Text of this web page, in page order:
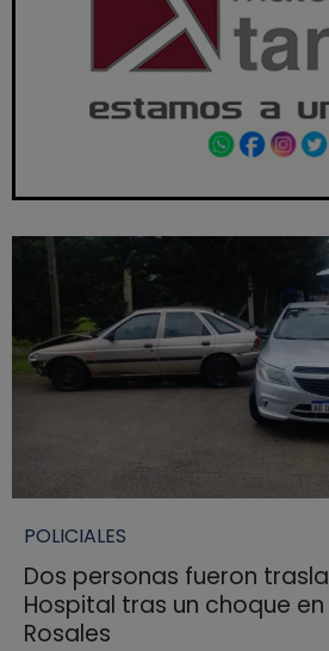
POLICIALES
Dos personas fueron
Hospital tras un choque
Rosales